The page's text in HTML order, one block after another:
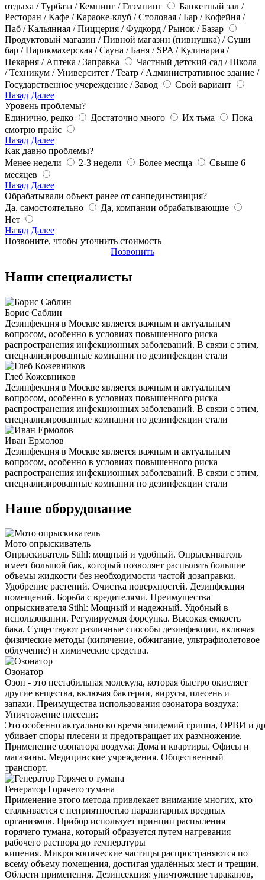
отдыха / Турбаза / Кемпинг / Глэмпинг
Банкетный зал /
Ресторан / Кафе / Караоке-клуб / Столовая / Бар / Кофейня /
Паб / Кальянная / Пиццерия / Фудкорд / Рынок / Базар
Продуктовый магазин / Пивной магазин (пивнушка) / Суши
бар / Парикмахерская / Сауна / Баня / SPA / Кулинария /
Пекарня / Аптека / Заправка
Частный детский сад / Школа
/ Техникум / Университет / Театр / Административное здание /
Государственное учереждение / Завод
Свой вариант
Назад Далее
Уровень проблемы?
Единично, редко
Достаточно много Их тьма
Пока
смотрю прайс
Назад Далее
Как давно проблемы?
Менее недели
2-3 недели Более месяца
Свыше 6
месяцев
Назад Далее
Обрабатывали объект ранее от санпединстанция?
Да. самостоятельно
Да, компании обрабатывающие
Нет
Назад Далее
Позвоните, чтобы уточнить стоимость
Позвонить
Наши специалисты
Борис Саблин
Дезинфекция в Москве является важным и актуальным
вопросом, особенно в условиях повышенного риска
распространения инфекционных заболеваний. В связи с этим,
специализированные компании по дезинфекции стали
Глеб Кожевников
Дезинфекция в Москве является важным и актуальным
вопросом, особенно в условиях повышенного риска
распространения инфекционных заболеваний. В связи с этим,
специализированные компании по дезинфекции стали
Иван Ермолов
Дезинфекция в Москве является важным и актуальным
вопросом, особенно в условиях повышенного риска
распространения инфекционных заболеваний. В связи с этим,
специализированные компании по дезинфекции стали
Наше оборудование
Мото опрыскиватель
Опрыскиватель Stihl: мощный и удобный. Опрыскиватель
имеет большой бак, который позволяет распылять большие
объемы жидкости без необходимости частой дозаправки.
Удобрение растений. Очистка поверхностей. Дезинфекция
помещений. Борьба с вредителями. Преимущества
опрыскивателя Stihl: Мощный и надежный. Удобный в
использовании. Регулируемая форсунка. Высокая емкость
бака. Существуют различные способы дезинфекции, включая
физические методы (кипячение, обжигание, ультрафиолетовое
облучение) и химические средства.
Озонатор
Озон - это нестабильная молекула, которая быстро окисляет
другие вещества, включая бактерии, вирусы, плесень и
запахи. Преимущества использования озонатора воздуха:
Уничтожение плесени:
Это особенно актуально во время эпидемий гриппа, ОРВИ и
убивает споры плесени и предотвращает их размножение.
Применение озонатора воздуха: Дома и квартиры. Офисы и
магазины. Медицинские учреждения. Общественный
транспорт.
Генератор Горячего тумана
Применение этого метода привлекает внимание многих, кто
сталкивается с неприятностью паразитарных вредных
организмов. Прибор использует принцип распыления
горячего тумана, который образуется путем нагревания
рабочего раствора до температуры
кипения. Микроскопические частицы распространяются по
всему объему помещения, достигая удалённых мест и трещин.
Области применения. Дезинсекция: уничтожение тараканов,